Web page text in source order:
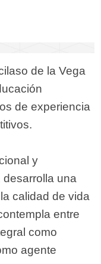
de la Vega
de experiencia
y
una
calidad de vida
entre
como
agente